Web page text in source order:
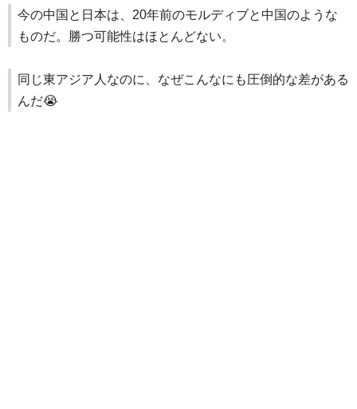
今の中国と日本は、20年前のモルディブと中国のような
ものだ。勝つ可能性はほとんどない。
同じ東アジア人なのに、なぜこんなにも圧倒的な差がある
んだ😭